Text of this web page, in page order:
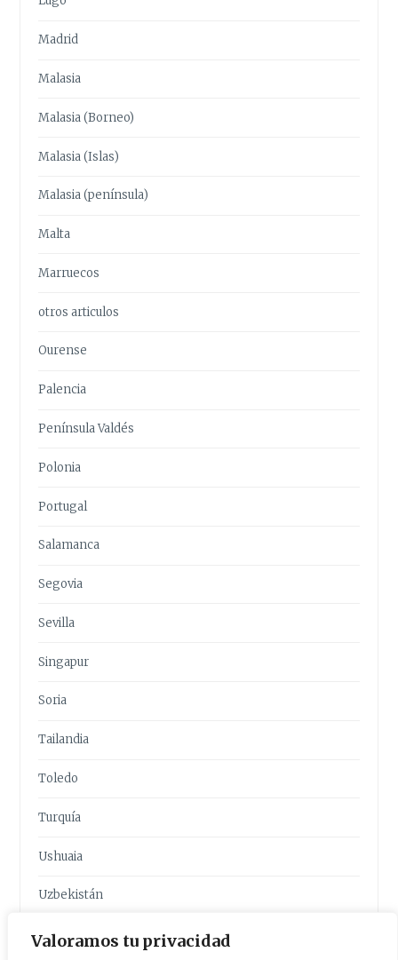
Valoramos tu privacidad
Madrid
Malasia
Malasia (Borneo)
Malasia (Islas)
Malasia (península)
Malta
Marruecos
otros articulos
Ourense
Palencia
Península Valdés
Polonia
Portugal
Salamanca
Segovia
Sevilla
Singapur
Soria
Tailandia
Toledo
Turquía
Ushuaia
Uzbekistán
Valencia